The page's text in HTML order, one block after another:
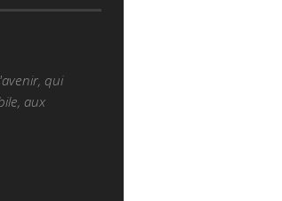
qui
aux